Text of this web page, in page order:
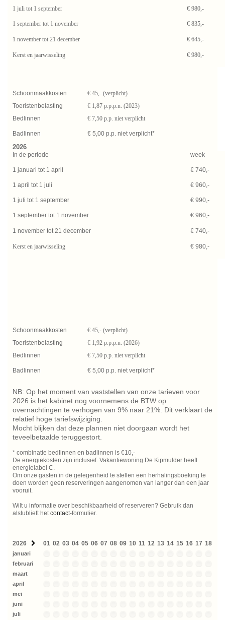
1 juli tot 1 september € 980,-
1 september tot 1 november € 835,-
1 november tot 21 december € 645,-
Kerst en jaarwisseling € 980,-
Schoonmaakkosten
€ 45,- (verplicht)
Toeristenbelasting
€ 1,87 p.p.p.n. (2023)
Bedlinnen
Badlinnen
€ 7,50 p.p. niet verplicht
€ 5,00 p.p. niet verplicht*
2026
In de periode week
1 januari tot 1 april € 740,-
1 april tot 1 juli € 960,-
1 juli tot 1 september € 990,-
1 september tot 1 november € 960,-
1 november tot 21 december € 740,-
Kerst en jaarwisseling € 980,-
Schoonmaakkosten
€ 45,- (verplicht)
Toeristenbelasting
€ 1,92 p.p.p.n. (2026)
Bedlinnen
Badlinnen
€ 7,50 p.p. niet verplicht
€ 5,00 p.p. niet verplicht*
NB: Op het moment van vaststellen van onze tarieven voor
2026 is het kabinet nog voornemens de BTW op
overnachtingen te verhogen van 9% naar 21%. Dit verklaart de
relatief hoge tariefswijziging.
Mocht blijken dat deze plannen niet doorgaan wordt het
teveelbetaalde teruggestort.
* combinatie bedlinnen en badlinnen is €10,-
De energiekosten zijn inclusief. Vakantiewoning De Kipmulder heeft
energielabel C.
Om onze gasten in de gelegenheid te stellen een herhalingsboeking te
doen worden geen reserveringen aangenomen van langer dan een jaar
vooruit.
Wilt u informatie over beschikbaarheid of reserveren? Gebruik dan
alstublieft het contact-formulier.
2026 01 02 03 04 05 06 07 08 09 10 11 12 13 14 15 16 17 18
januari
februari
maart
april
mei
juni
juli